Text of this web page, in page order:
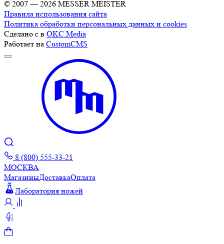
© 2007 — 2026 MESSER MEISTER
Правила использования сайта
Политика обработки персональных данных и cookies
Сделано с в OKC.Media
Работает на CustomCMS
8 (800) 555-33-21
МОСКВА
МагазиныДоставкаОплата
Лаборатория ножей